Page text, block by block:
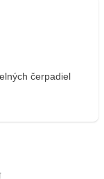
čerpadiel